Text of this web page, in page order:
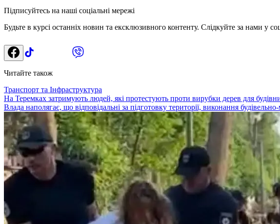
Підписуйтесь на наші соціальні мережі
Будьте в курсі останніх новин та ексклюзивного контенту. Слідкуйте за нами у
Читайте також
Транспорт та Інфраструктура
На Теремках затримують людей, які протестують проти вирубки дерев для
Влада наполягає, що відповідальні за підготовку території, виконання